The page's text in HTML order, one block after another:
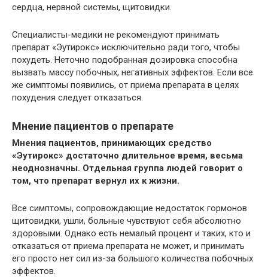
сердца, нервной системы, щитовидки.
Специалисты-медики не рекомендуют принимать
препарат «Эутирокс» исключительно ради того, чтобы
похудеть. Неточно подобранная дозировка способна
вызвать массу побочных, негативных эффектов. Если все
же симптомы появились, от приема препарата в целях
похудения следует отказаться.
Мнение пациентов о препарате
Мнения пациентов, принимающих средство
«Эутирокс» достаточно длительное время, весьма
неоднозначны. Отдельная группа людей говорит о
том, что препарат вернул их к жизни.
Все симптомы, сопровождающие недостаток гормонов
щитовидки, ушли, больные чувствуют себя абсолютно
здоровыми. Однако есть немалый процент и таких, кто и
отказаться от приема препарата не может, и принимать
его просто нет сил из-за большого количества побочных
эффектов.